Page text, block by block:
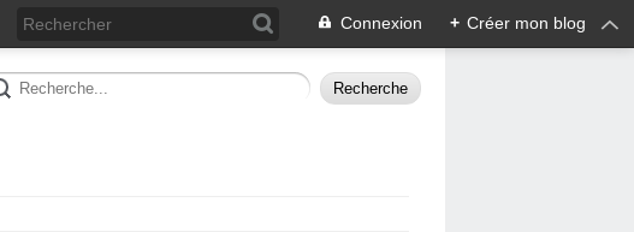
Connexion + Créer mon blog